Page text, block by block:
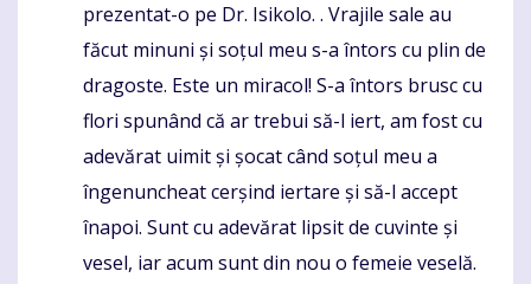
prezentat-o ​​pe Dr. Isikolo. . Vrajile sale au
făcut minuni și soțul meu s-a întors cu plin de
dragoste. Este un miracol! S-a întors brusc cu
flori spunând că ar trebui să-l iert, am fost cu
adevărat uimit și șocat când soțul meu a
îngenuncheat cerșind iertare și să-l accept
înapoi. Sunt cu adevărat lipsit de cuvinte și
vesel, iar acum sunt din nou o femeie veselă.